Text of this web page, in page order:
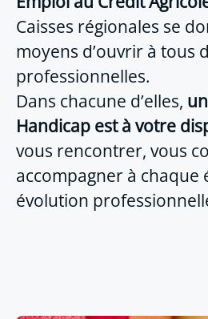
Caisses régionales se
moyens d’ouvrir à tous
professionnelles.
Dans chacune d’elles,
Handicap est à votre
vous rencontrer, vous
accompagner à chaque
évolution